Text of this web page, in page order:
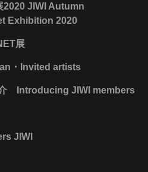
2020 JIWI Autumn
Exhibition 2020
展
・Invited artists
介 Introducing JIWI members
JIWI